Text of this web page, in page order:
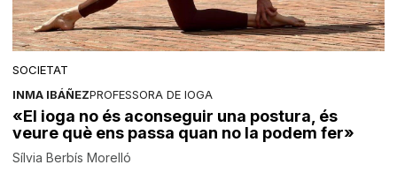
SOCIETAT
INMA IBÁÑEZPROFESSORA DE IOGA
«El ioga no és aconseguir una postura, és
veure què ens passa quan no la podem fer»
Sílvia Berbís Morelló